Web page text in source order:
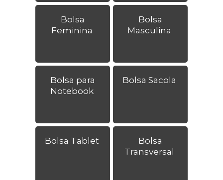
Bolsa
Feminina
Bolsa
Masculina
Bolsa para
Notebook
Bolsa Sacola
Bolsa Tablet
Bolsa
Transversal